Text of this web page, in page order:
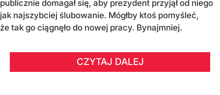
publicznie domagał się, aby prezydent przyjął od niego
jak najszybciej ślubowanie. Mógłby ktoś pomyśleć,
że tak go ciągnęło do nowej pracy. Bynajmniej.
CZYTAJ DALEJ